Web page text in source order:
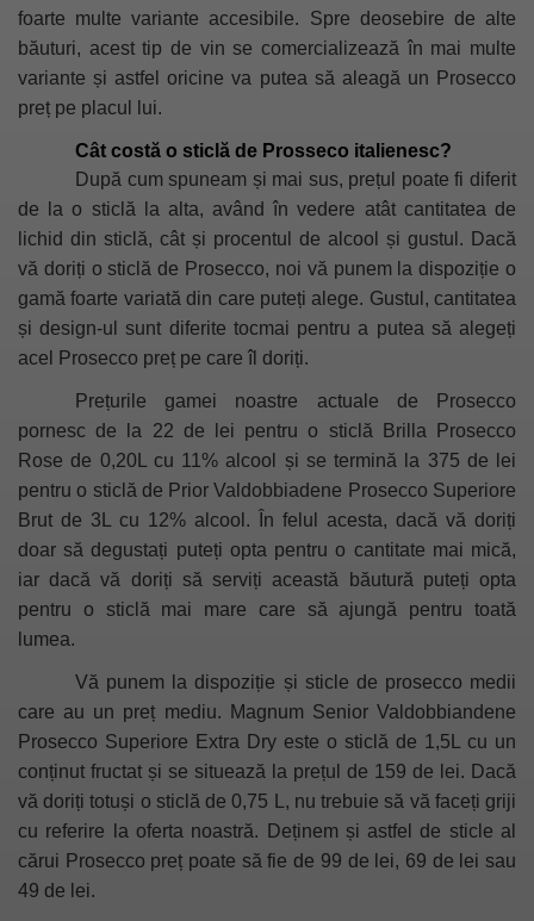
foarte multe variante accesibile. Spre deosebire de alte
băuturi, acest tip de vin se comercializează în mai multe
variante și astfel oricine va putea să aleagă un Prosecco
preț pe placul lui.
Cât costă o sticlă de Prosseco italienesc?
După cum spuneam și mai sus, prețul poate fi diferit
de la o sticlă la alta, având în vedere atât cantitatea de
lichid din sticlă, cât și procentul de alcool și gustul. Dacă
vă doriți o sticlă de Prosecco, noi vă punem la dispoziție o
gamă foarte variată din care puteți alege. Gustul, cantitatea
și design-ul sunt diferite tocmai pentru a putea să alegeți
acel Prosecco preț pe care îl doriți.
Prețurile gamei noastre actuale de Prosecco
pornesc de la 22 de lei pentru o sticlă
Brilla Prosecco
Rose de 0,20L cu 11% alcool și se termină la 375 de lei
pentru o sticlă de Prior Valdobbiadene Prosecco Superiore
Brut de 3L cu 12% alcool. În felul acesta, dacă vă doriți
doar să degustați puteți opta pentru o cantitate mai mică,
iar dacă vă doriți să serviți această băutură puteți opta
pentru o sticlă mai mare care să ajungă pentru toată
lumea.
Vă punem la dispoziție și sticle de prosecco medii
care au un preț mediu. Magnum Senior Valdobbiandene
Prosecco Superiore Extra Dry este o sticlă de 1,5L cu un
conținut fructat și se situează la prețul de 159 de lei. Dacă
vă doriți totuși o sticlă de 0,75 L, nu trebuie să vă faceți griji
cu referire la oferta noastră. Deținem și astfel de sticle al
cărui Prosecco preț poate să fie de 99 de lei, 69 de lei sau
49 de lei.